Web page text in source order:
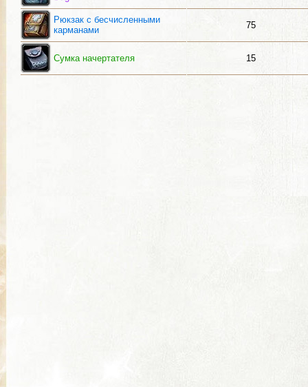
Рюкзак с бесчисленными
карманами
75
Сумка начертателя 15